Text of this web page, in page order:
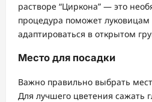
растворе “Циркона” — это
процедура поможет луковицам
адаптироваться в открытом
Место для посадки
Важно правильно выбрать
Для лучшего цветения сажать